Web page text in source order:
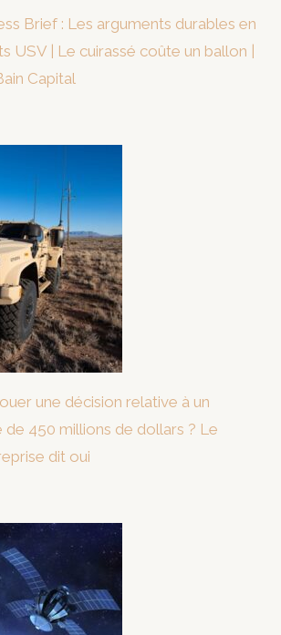
Brief : Les arguments durables en
USV | Le cuirassé coûte un ballon |
Capital
une décision relative à un
de 450 millions de dollars ? Le
dit oui